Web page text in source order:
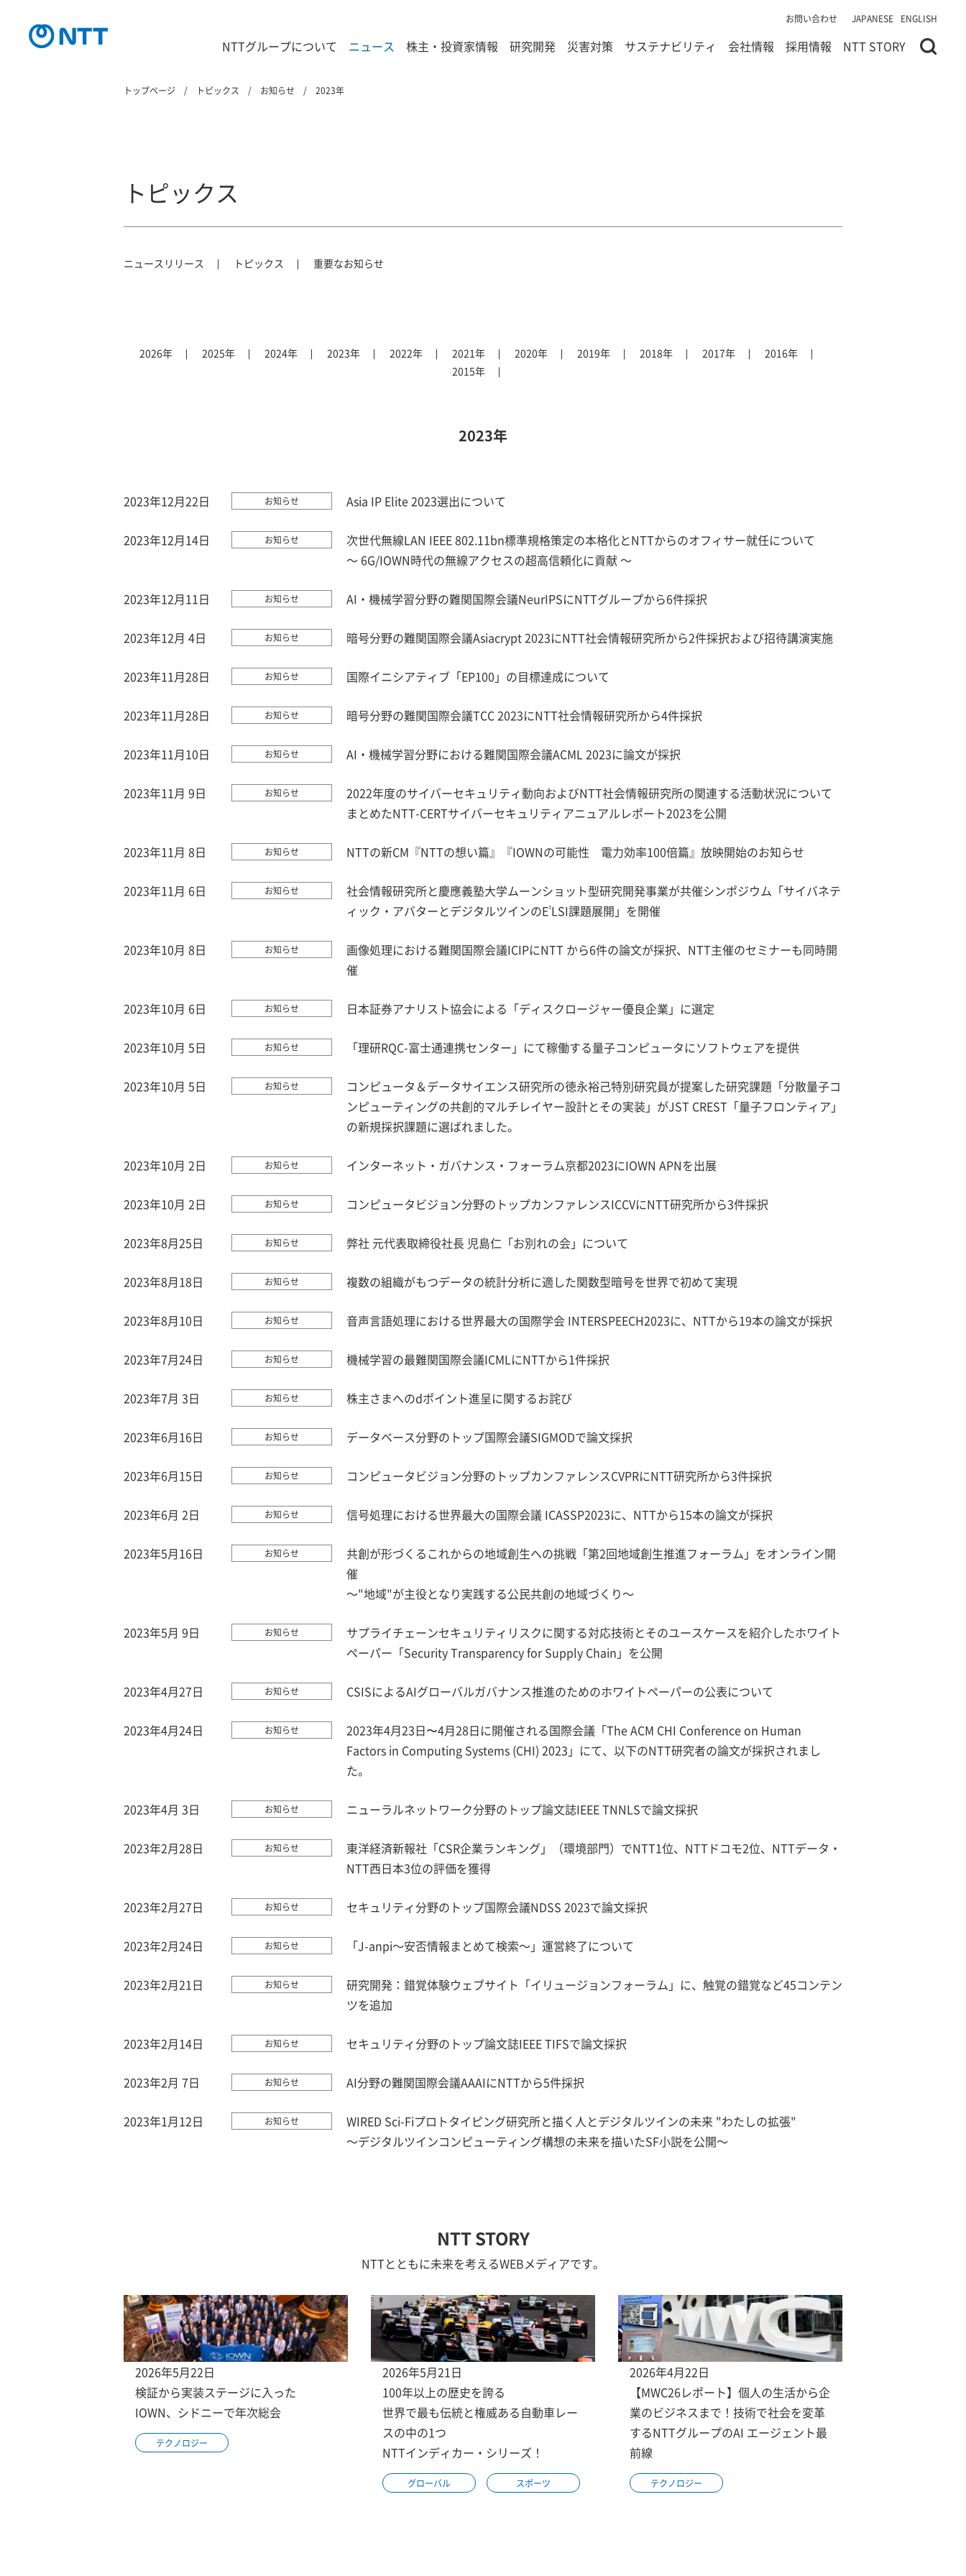
お問い合わせ JAPANESE ENGLISH
NTTグループについて ニュース 株主・投資家情報 研究開発 災害対策 サステナビリティ 会社情報 採用情報 NTT STORY
トップページ トピックス お知らせ 2023年
トピックス
ニュースリリース トピックス 重要なお知らせ
2026年 2025年 2024年 2023年 2022年 2021年 2020年 2019年 2018年 2017年
2016年
2015年
2023年
2023年12月22日 お知らせ Asia IP Elite 2023選出について
2023年12月14日 お知らせ
次世代無線LAN IEEE 802.11bn標準規格策定の本格化とNTTからのオフィサー就任について
～ 6G/IOWN時代の無線アクセスの超高信頼化に貢献 ～
2023年12月11日 お知らせ AI・機械学習分野の難関国際会議NeurIPSにNTTグループから6件採択
2023年12月 4日 お知らせ 暗号分野の難関国際会議Asiacrypt 2023にNTT社会情報研究所から2件採択および招待講演実施
2023年11月28日 お知らせ 国際イニシアティブ「EP100」の目標達成について
2023年11月28日 お知らせ 暗号分野の難関国際会議TCC 2023にNTT社会情報研究所から4件採択
2023年11月10日 お知らせ AI・機械学習分野における難関国際会議ACML 2023に論文が採択
2023年11月 9日 お知らせ
2022年度のサイバーセキュリティ動向およびNTT社会情報研究所の関連する活動状況について
まとめたNTT-CERTサイバーセキュリティアニュアルレポート2023を公開
2023年11月 8日 お知らせ NTTの新CM『NTTの想い篇』『IOWNの可能性 電力効率100倍篇』放映開始のお知らせ
2023年11月 6日 お知らせ
社会情報研究所と慶應義塾大学ムーンショット型研究開発事業が共催シンポジウム「サイバネテ
ィック・アバターとデジタルツインのE³LSI課題展開」を開催
2023年10月 8日 お知らせ
画像処理における難関国際会議ICIPにNTT から6件の論文が採択、NTT主催のセミナーも同時開
催
2023年10月 6日 お知らせ 日本証券アナリスト協会による「ディスクロージャー優良企業」に選定
2023年10月 5日 お知らせ 「理研RQC-富士通連携センター」にて稼働する量子コンピュータにソフトウェアを提供
2023年10月 5日 お知らせ
コンピュータ＆データサイエンス研究所の徳永裕己特別研究員が提案した研究課題「分散量子コ
ンピューティングの共創的マルチレイヤー設計とその実装」がJST CREST「量子フロンティア」
の新規採択課題に選ばれました。
2023年10月 2日 お知らせ インターネット・ガバナンス・フォーラム京都2023にIOWN APNを出展
2023年10月 2日 お知らせ コンピュータビジョン分野のトップカンファレンスICCVにNTT研究所から3件採択
2023年8月25日 お知らせ 弊社 元代表取締役社長 児島仁「お別れの会」について
2023年8月18日 お知らせ 複数の組織がもつデータの統計分析に適した関数型暗号を世界で初めて実現
2023年8月10日 お知らせ 音声言語処理における世界最大の国際学会 INTERSPEECH2023に、NTTから19本の論文が採択
2023年7月24日 お知らせ 機械学習の最難関国際会議ICMLにNTTから1件採択
2023年7月 3日 お知らせ 株主さまへのdポイント進呈に関するお詫び
2023年6月16日 お知らせ データベース分野のトップ国際会議SIGMODで論文採択
2023年6月15日 お知らせ コンピュータビジョン分野のトップカンファレンスCVPRにNTT研究所から3件採択
2023年6月 2日 お知らせ 信号処理における世界最大の国際会議 ICASSP2023に、NTTから15本の論文が採択
2023年5月16日 お知らせ
共創が形づくるこれからの地域創生への挑戦「第2回地域創生推進フォーラム」をオンライン開
催
～"地域"が主役となり実践する公民共創の地域づくり～
2023年5月 9日 お知らせ
サプライチェーンセキュリティリスクに関する対応技術とそのユースケースを紹介したホワイト
ペーパー「Security Transparency for Supply Chain」を公開
2023年4月27日 お知らせ CSISによるAIグローバルガバナンス推進のためのホワイトペーパーの公表について
2023年4月24日 お知らせ
2023年4月23日〜4月28日に開催される国際会議「The ACM CHI Conference on Human
Factors in Computing Systems (CHI) 2023」にて、以下のNTT研究者の論文が採択されまし
た。
2023年4月 3日 お知らせ ニューラルネットワーク分野のトップ論文誌IEEE TNNLSで論文採択
2023年2月28日 お知らせ
東洋経済新報社「CSR企業ランキング」（環境部門）でNTT1位、NTTドコモ2位、NTTデータ・
NTT西日本3位の評価を獲得
2023年2月27日 お知らせ セキュリティ分野のトップ国際会議NDSS 2023で論文採択
2023年2月24日 お知らせ 「J-anpi～安否情報まとめて検索～」運営終了について
2023年2月21日 お知らせ
研究開発：錯覚体験ウェブサイト「イリュージョンフォーラム」に、触覚の錯覚など45コンテン
ツを追加
2023年2月14日 お知らせ セキュリティ分野のトップ論文誌IEEE TIFSで論文採択
2023年2月 7日 お知らせ AI分野の難関国際会議AAAIにNTTから5件採択
2023年1月12日 お知らせ
WIRED Sci-Fiプロトタイピング研究所と描く人とデジタルツインの未来 "わたしの拡張"
～デジタルツインコンピューティング構想の未来を描いたSF小説を公開～
NTT STORY
NTTとともに未来を考えるWEBメディアです。
2026年5月22日
検証から実装ステージに入った
IOWN、シドニーで年次総会
テクノロジー
2026年5月21日
100年以上の歴史を誇る
世界で最も伝統と権威ある自動車レー
スの中の1つ
NTTインディカー・シリーズ！
グローバル スポーツ
2026年4月22日
【MWC26レポート】個人の生活から企
業のビジネスまで！技術で社会を変革
するNTTグループのAI エージェント最
前線
テクノロジー